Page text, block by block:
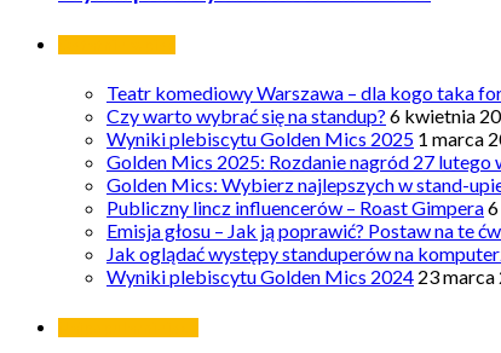
Teatr komediowy Warszawa – dla kogo taka
Czy warto wybrać się na standup? 6 kwietnia
Wyniki plebiscytu Golden Mics 2025 1 marca
Golden Mics 2025: Rozdanie nagród 27 lutego
Golden Mics: Wybierz najlepszych w stand-
Publiczny lincz influencerów – Roast Gimpera
Emisja głosu – Jak ją poprawić? Postaw na te
Jak oglądać występy standuperów na
Wyniki plebiscytu Golden Mics 2024 23 marca